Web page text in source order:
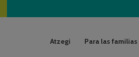
Atzegi Para las familias